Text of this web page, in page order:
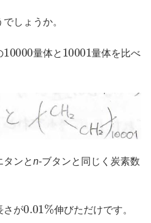
しょうか。
10000
量体と
10001
量体を比べ
タンとn-ブタンと同じく炭素数
さが
0.01%
伸びただけです。